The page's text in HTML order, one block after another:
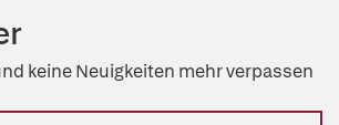
keine Neuigkeiten mehr verpassen